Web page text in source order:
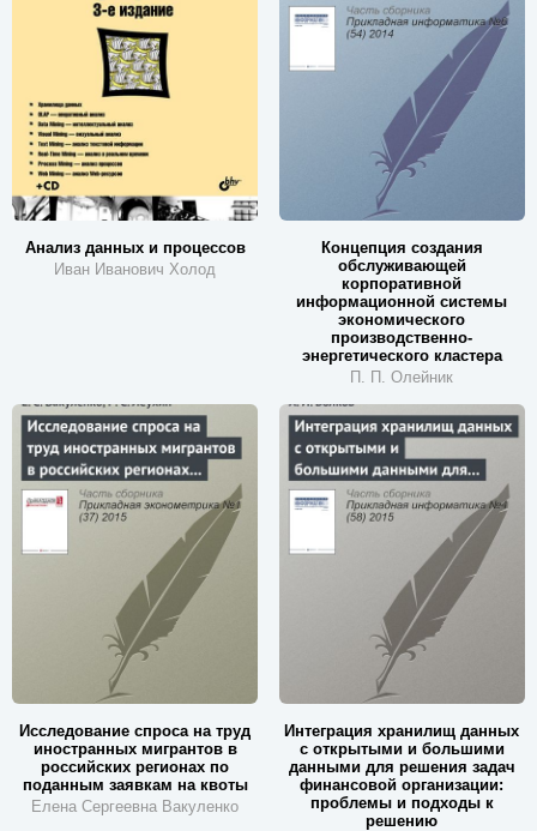
Анализ данных и процессов
Иван Иванович Холод
Концепция создания
обслуживающей
корпоративной
информационной системы
экономического
производственно-
энергетического кластера
П. П. Олейник
Исследование спроса на труд
иностранных мигрантов в
российских регионах по
поданным заявкам на квоты
Елена Сергеевна Вакуленко
Интеграция хранилищ данных
с открытыми и большими
данными для решения задач
финансовой организации:
проблемы и подходы к
решению